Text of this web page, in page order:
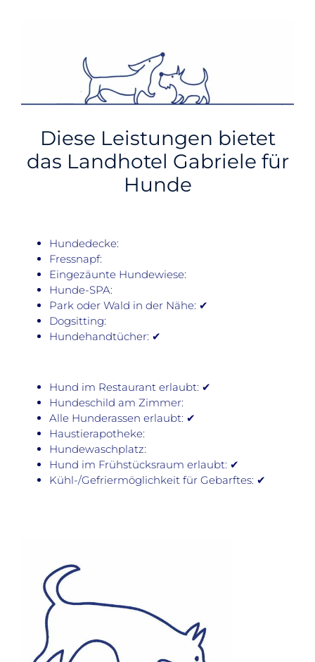
Diese Leistungen bietet
das Landhotel Gabriele für
Hunde
Hundedecke:
Fressnapf:
Eingezäunte Hundewiese:
Hunde-SPA:
Park oder Wald in der Nähe: ✔
Dogsitting:
Hundehandtücher: ✔
Hund im Restaurant erlaubt: ✔
Hundeschild am Zimmer:
Alle Hunderassen erlaubt: ✔
Haustierapotheke:
Hundewaschplatz:
Hund im Frühstücksraum erlaubt: ✔
Kühl-/Gefriermöglichkeit für Gebarftes: ✔